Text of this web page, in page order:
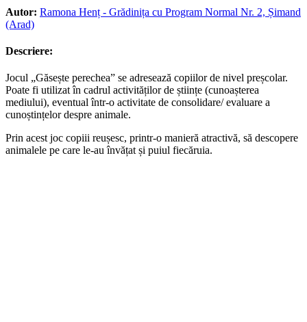
Autor: Ramona Henț - Grădinița cu Program Normal Nr. 2, Șimand
(Arad)
Descriere:
Jocul „Găsește perechea” se adresează copiilor de nivel preșcolar.
Poate fi utilizat în cadrul activităților de științe (cunoașterea
mediului), eventual într-o activitate de consolidare/ evaluare a
cunoștințelor despre animale.
Prin acest joc copiii reușesc, printr-o manieră atractivă, să descopere
animalele pe care le-au învățat și puiul fiecăruia.